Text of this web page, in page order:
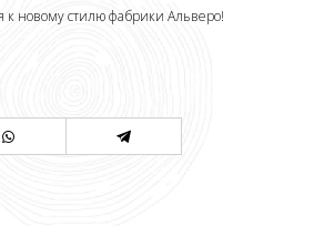
к новому стилю фабрики Альверо!